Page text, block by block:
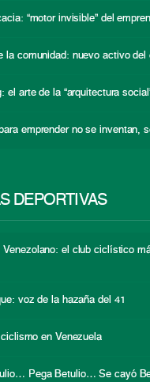
“motor invisible” del
la comunidad: nuevo activo del
el arte de la “arquitectura
emprender no se inventan,
DEPORTIVAS
Venezolano: el club ciclístico
voz de la hazaña del 41
en Venezuela
Pega Betulio… Se cayó